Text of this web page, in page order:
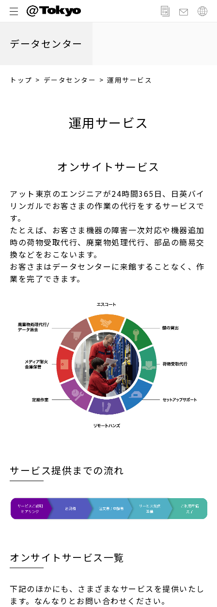
メ
ー
データセンター
トップ データセンター 運用サービス
運用サービス
オンサイトサービス
アット東京のエンジニアが24時間365日、日英バイ
リンガルでお客さまの作業の代行をするサービスで
す。
たとえば、お客さま機器の障害一次対応や機器追加
時の荷物受取代行、廃棄物処理代行、部品の簡易交
換などをおこないます。
お客さまはデータセンターに来館することなく、作
業を完了できます。
サービス提供までの流れ
オンサイトサービス一覧
下記のほかにも、さまざまなサービスを提供いたし
ます。なんなりとお問い合わせください。